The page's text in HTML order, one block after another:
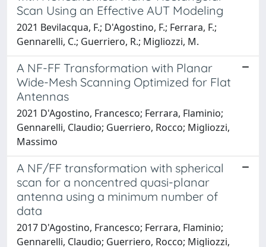
Scan Using an Effective AUT Modeling
2021 Bevilacqua, F.; D'Agostino, F.; Ferrara, F.;
Gennarelli, C.; Guerriero, R.; Migliozzi, M.
A NF-FF Transformation with Planar
Wide-Mesh Scanning Optimized for Flat
Antennas
2021 D'Agostino, Francesco; Ferrara, Flaminio;
Gennarelli, Claudio; Guerriero, Rocco; Migliozzi,
Massimo
A NF/FF transformation with spherical
scan for a noncentred quasi-planar
antenna using a minimum number of
data
2017 D'Agostino, Francesco; Ferrara, Flaminio;
Gennarelli, Claudio; Guerriero, Rocco; Migliozzi,